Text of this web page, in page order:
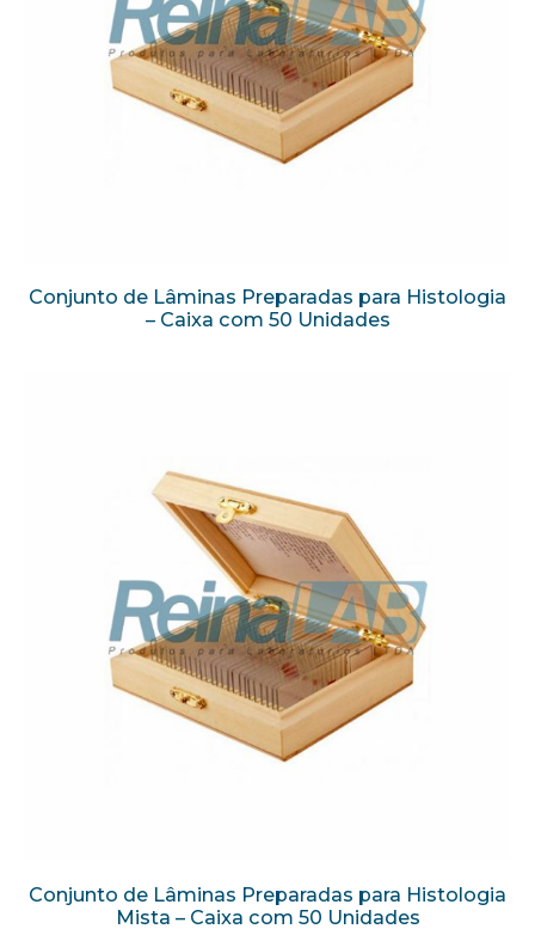
Conjunto de Lâminas Preparadas para Histologia
– Caixa com 50 Unidades
Conjunto de Lâminas Preparadas para Histologia
Mista – Caixa com 50 Unidades